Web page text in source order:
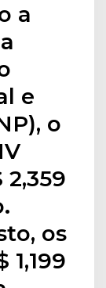
a
e
o
os
1,199